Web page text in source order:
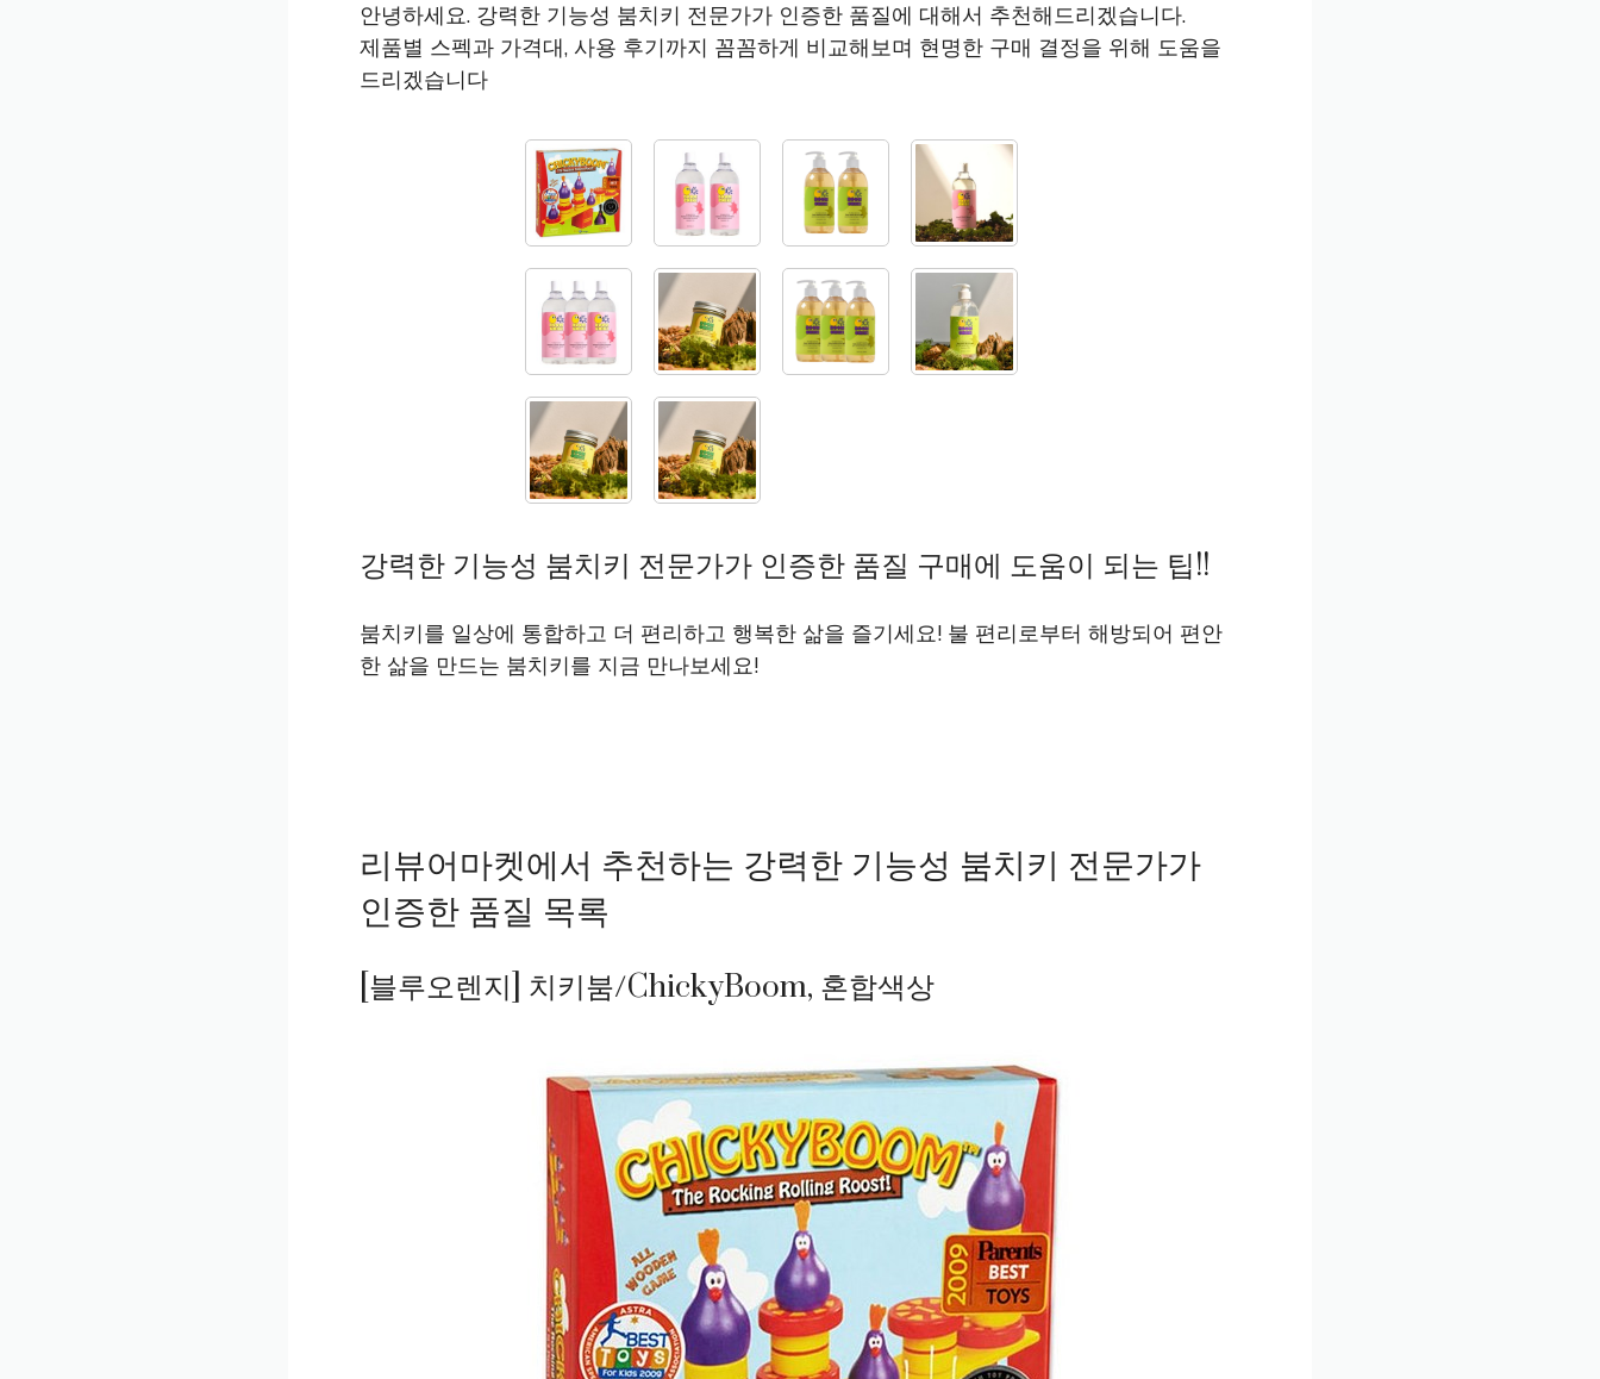
안녕하세요. 강력한 기능성 붐치키 전문가가 인증한 품질에 대해서 추천해드리겠습니다.
제품별 스펙과 가격대, 사용 후기까지 꼼꼼하게 비교해보며 현명한 구매 결정을 위해 도움을
드리겠습니다
강력한 기능성 붐치키 전문가가 인증한 품질 구매에 도움이 되는 팁!!
붐치키를 일상에 통합하고 더 편리하고 행복한 삶을 즐기세요! 불 편리로부터 해방되어 편안
한 삶을 만드는 붐치키를 지금 만나보세요!
리뷰어마켓에서 추천하는 강력한 기능성 붐치키 전문가가
인증한 품질 목록
[블루오렌지] 치키붐/ChickyBoom, 혼합색상